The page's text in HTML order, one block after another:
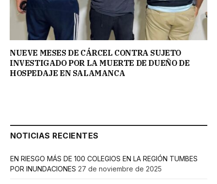
NUEVE MESES DE CÁRCEL CONTRA SUJETO
INVESTIGADO POR LA MUERTE DE DUEÑO DE
HOSPEDAJE EN SALAMANCA
NOTICIAS RECIENTES
EN RIESGO MÁS DE 100 COLEGIOS EN LA REGIÓN TUMBES
POR INUNDACIONES 27 de noviembre de 2025